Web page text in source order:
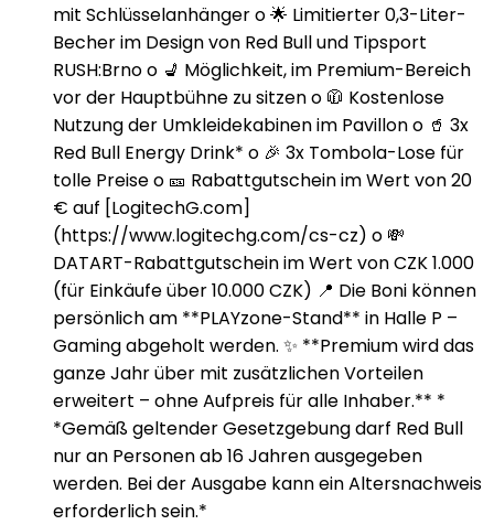
mit Schlüsselanhänger o 🌟 Limitierter 0,3-Liter-
Becher im Design von Red Bull und Tipsport
RUSH:Brno o 💺 Möglichkeit, im Premium-Bereich
vor der Hauptbühne zu sitzen o 🧥 Kostenlose
Nutzung der Umkleidekabinen im Pavillon o 🥤 3x
Red Bull Energy Drink* o 🎉 3x Tombola-Lose für
tolle Preise o 🎫 Rabattgutschein im Wert von 20
€ auf [LogitechG.com]
(https://www.logitechg.com/cs-cz) o 💸
DATART-Rabattgutschein im Wert von CZK 1.000
(für Einkäufe über 10.000 CZK) 📍 Die Boni können
persönlich am **PLAYzone-Stand** in Halle P –
Gaming abgeholt werden. ✨ **Premium wird das
ganze Jahr über mit zusätzlichen Vorteilen
erweitert – ohne Aufpreis für alle Inhaber.** *
*Gemäß geltender Gesetzgebung darf Red Bull
nur an Personen ab 16 Jahren ausgegeben
werden. Bei der Ausgabe kann ein Altersnachweis
erforderlich sein.*